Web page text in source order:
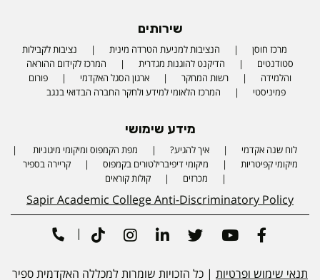
שירותים
מרכז חוסן הנציבות למניעת הטרדה מינית
נציבות לקבילות
סטודנטים
הדיקנט להוגנות מגדרית
המרכז לקידום ההוראה
והלמידה
רשות המחקר ארגון הסגל האקדמי
פורום
פמיניסטי
המרכז הלאומי למידע ולחקר החברה הבדואי בנגב
מידע שימושי
לוח שנה אקדמי איך להגיע?
מפת הקמפוס ומיקומי מיגוניות
מיקומי קפיטריות
מיקומי דיפיברילטורים בקמפוס
קריירה בספיר
מכרזים
קולות קוראים
Sapir Academic College Anti-Discriminatory Policy
תנאי שימוש ופרטיות | כל הזכויות שומרות למכללה האקדמית ספיר
Facebook
Youtube
Twitter
Linkedin
Instagram
Tiktok
|
Phone number